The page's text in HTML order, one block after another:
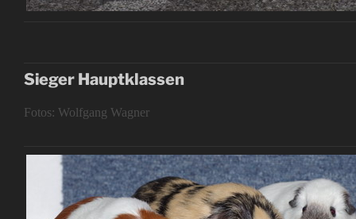
Sieger Hauptklassen
Fotos: Wolfgang Wagner